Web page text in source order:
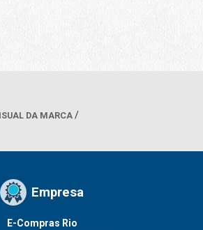
DA MARCA
Empresa
E-Compras Rio